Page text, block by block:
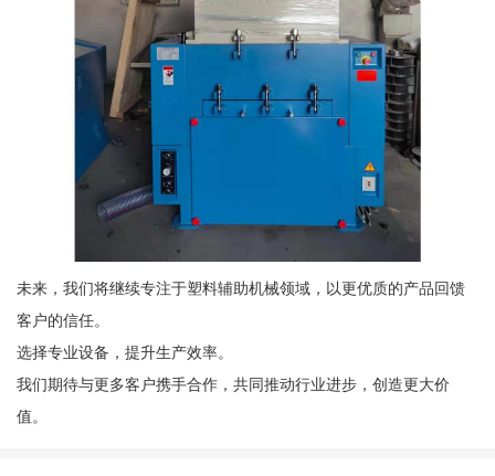
未来，我们将继续专注于塑料辅助机械领域，以更优质的产品回馈
客户的信任。
选择专业设备，提升生产效率。
我们期待与更多客户携手合作，共同推动行业进步，创造更大价
值。